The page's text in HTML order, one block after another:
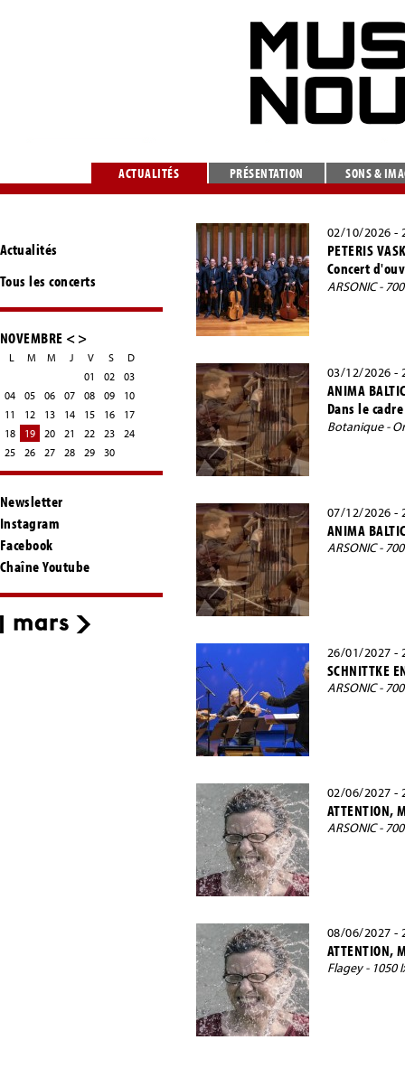
ACTUALITÉS PRÉSENTATION SONS &
Actualités
Tous les concerts
NOVEMBRE <>
L M M J V S
D
01
02
03
04
05 06 07 08 09
10
11
12 13 14 15 16
17
18
19 20 21 22 23
24
25
26 27 28 29 30
Newsletter
Instagram
Facebook
Chaîne Youtube
02/10/2026 -
PETERIS
Concert
ARSONIC -
03/12/2026 -
ANIMA
Dans le
Botanique -
07/12/2026 -
ANIMA
ARSONIC -
26/01/2027 -
SCHNITTKE
ARSONIC -
02/06/2027 -
ATTENTION,
ARSONIC -
08/06/2027 -
ATTENTION,
Flagey - 1050